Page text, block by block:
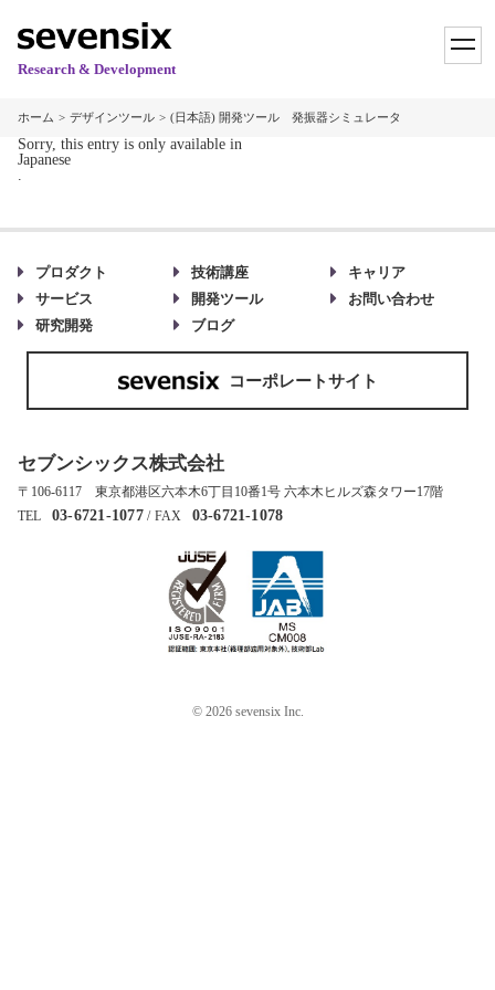
toggle
Research & Development
ホーム デザインツール (日本語) 開発ツール 発振器シミュレータ
Sorry, this entry is only available in
Japanese
.
プロダクト
サービス
研究開発
技術講座
開発ツール
ブログ
キャリア
お問い合わせ
コーポレートサイト
セブンシックス株式会社
〒106-6117 東京都港区六本木6丁目10番1号 六本木ヒルズ森タワー17階
TEL
03-6721-1077/ FAX 03-6721-1078
© 2026 sevensix Inc.